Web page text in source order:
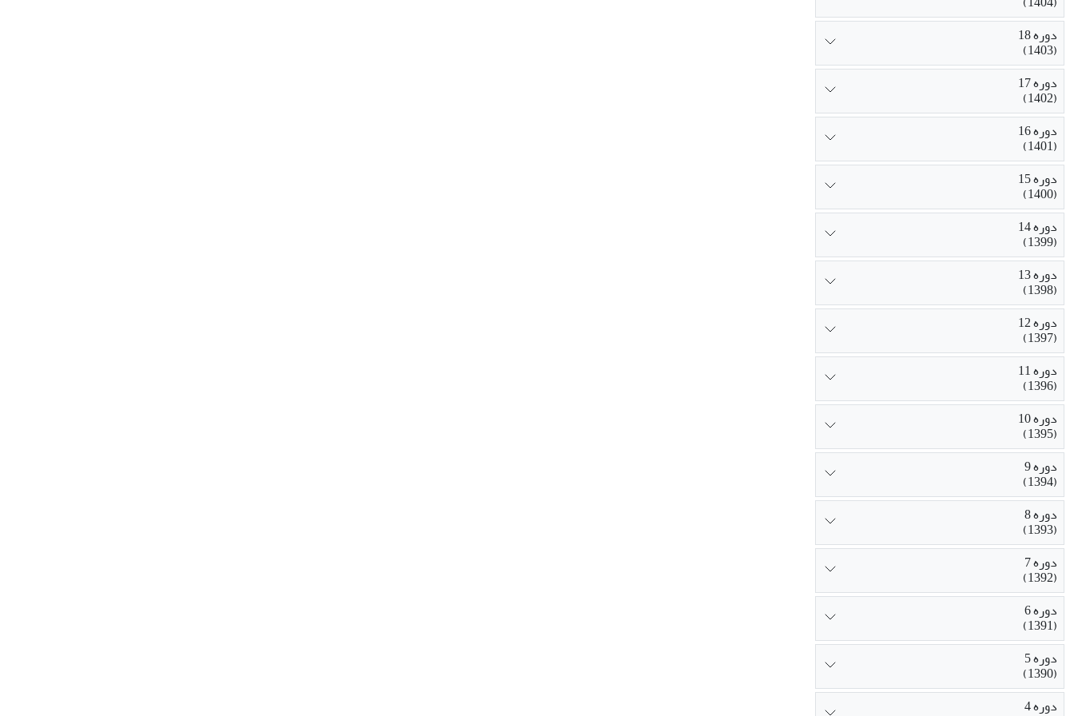
دوره 18
(1403)
دوره 17
(1402)
دوره 16
(1401)
دوره 15
(1400)
دوره 14
(1399)
دوره 13
(1398)
دوره 12
(1397)
دوره 11
(1396)
دوره 10
(1395)
دوره 9
(1394)
دوره 8
(1393)
دوره 7
(1392)
دوره 6
(1391)
دوره 5
(1390)
دوره 4